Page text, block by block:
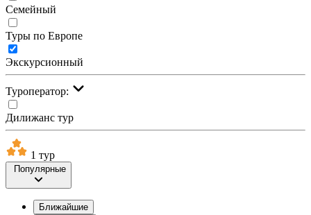
Семейный
Туры по Европе
Экскурсионный
Туроператор:
Дилижанс тур
1 тур
Популярные
Ближайшие